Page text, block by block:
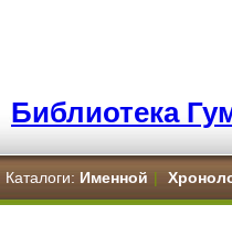
Библиотека
Каталоги: Именной |